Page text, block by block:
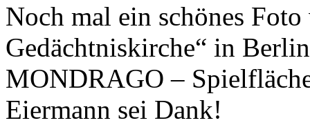
Noch mal ein schönes
Gedächtniskirche“ in
MONDRAGO –
Eiermann sei Dank!